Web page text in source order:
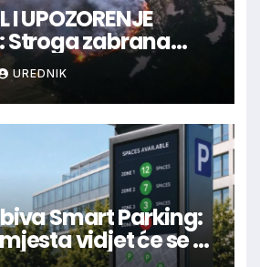
I UPOZORENJE
Stroga zabrana
u Parku prirode
UREDNIK
Smart Parking:
vidjet će se u